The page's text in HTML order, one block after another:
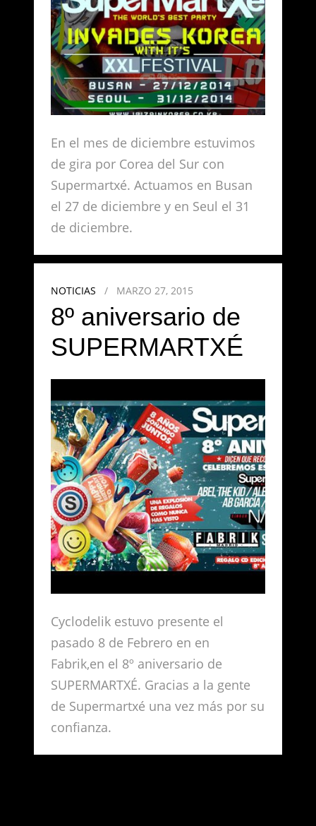
En el mes de diciembre estuvimos
de gira por Corea del Sur con
Supermartxé. Actuamos en Busan
el 27 de diciembre y en Seul el 31
de diciembre.
NOTICIAS / MARZO 27, 2015
8º aniversario de
SUPERMARTXÉ
Cyclodelik estuvo presente el
pasado 8 de Febrero en en
Fabrik,en el 8º aniversario de
SUPERMARTXÉ. Gracias a la gente
de Supermartxé una vez más por su
confianza.